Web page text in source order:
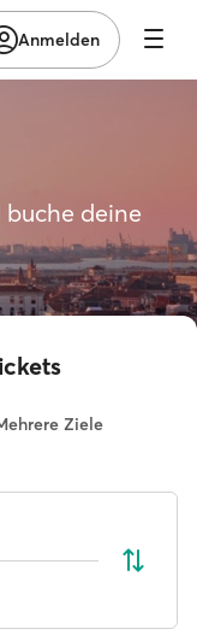
Anmelden
deine
Ziele